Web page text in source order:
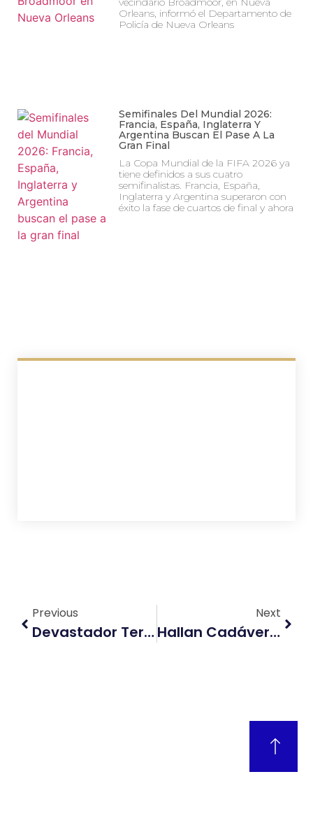
Orleans, informó el Departamento de
Policía de Nueva Orleans
Semifinales Del Mundial 2026:
Francia, España, Inglaterra Y
Argentina Buscan El Pase A La
Gran Final
La Copa Mundial de la FIFA 2026 ya
tiene definidos a sus cuatro
semifinalistas. Francia, España,
Inglaterra y Argentina superaron con
éxito la fase de cuartos de final y ahora
Previous
Devastador Terremoto De Magnitud 7,8 Deja Decenas De Muertos Y Cientos De Heridos En Filipinas
Next
Hallan Cadáver En El Lago Pontchartrain